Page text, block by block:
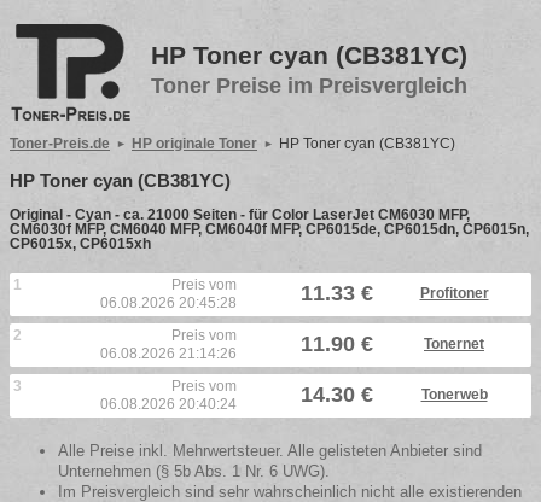
HP Toner cyan (CB381YC)
Toner Preise im Preisvergleich
Toner-Preis.de HP originale Toner HP Toner cyan (CB381YC)
HP Toner cyan (CB381YC)
Original - Cyan - ca. 21000 Seiten - für Color LaserJet CM6030 MFP,
CM6030f MFP, CM6040 MFP, CM6040f MFP, CP6015de, CP6015dn, CP6015n,
CP6015x, CP6015xh
1
Preis vom
06.08.2026 20:45:28
11.33 € Profitoner
2
Preis vom
06.08.2026 21:14:26
11.90 € Tonernet
3
Preis vom
06.08.2026 20:40:24
14.30 € Tonerweb
Alle Preise inkl. Mehrwertsteuer. Alle gelisteten Anbieter sind
Unternehmen (§ 5b Abs. 1 Nr. 6 UWG).
Im Preisvergleich sind sehr wahrscheinlich nicht alle existierenden